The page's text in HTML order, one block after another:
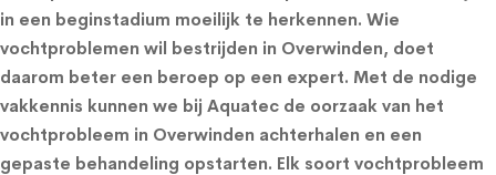
in een beginstadium moeilijk te herkennen. Wie
vochtproblemen wil bestrijden in Overwinden, doet
daarom beter een beroep op een expert. Met de nodige
vakkennis kunnen we bij Aquatec de oorzaak van het
vochtprobleem in Overwinden achterhalen en een
gepaste behandeling opstarten. Elk soort vochtprobleem